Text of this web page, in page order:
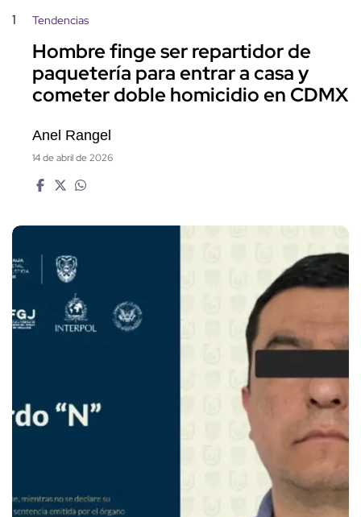
1 Tendencias
Hombre finge ser repartidor de
paquetería para entrar a casa y
cometer doble homicidio en CDMX
Anel Rangel
14 de abril de 2026